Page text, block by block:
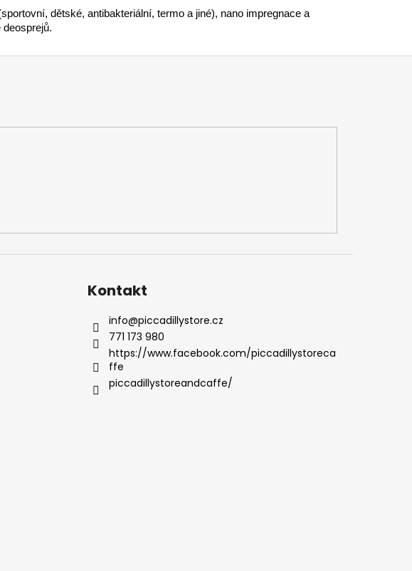
dětské, antibakteriální, termo a jiné), nano impregnace a
Kontakt
info@piccadillystore.cz
771 173 980
https://www.facebook.com/piccadillystoreca
ffe
piccadillystoreandcaffe/